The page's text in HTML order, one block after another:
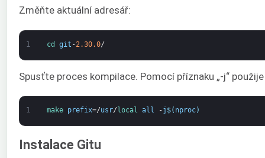
Změňte aktuální adresář:
1 cd git -2.30.0/
Spusťte proces kompilace. Pomocí příznaku „-j“
1 make prefix=/usr/ local all -j $( nproc)
Instalace Gitu